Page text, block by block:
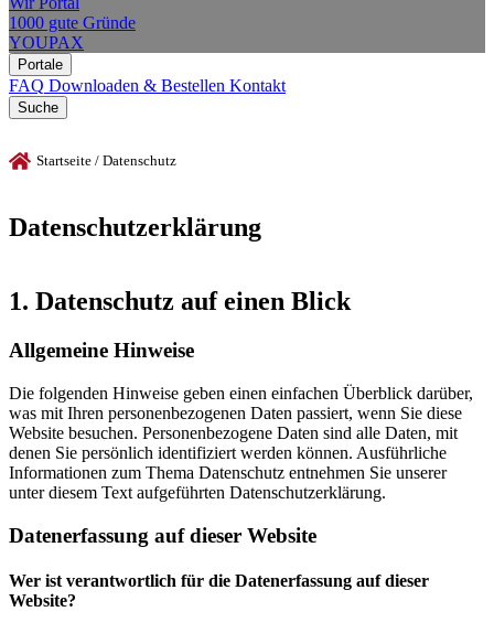
1000 gute Gründe
YOUPAX
Portale
FAQ Downloaden & Bestellen Kontakt
Suche
Startseite / Datenschutz
Datenschutzerklärung
1. Datenschutz aufeinen Blick
Allgemeine Hinweise
Die folgenden Hinweise geben einen einfachen Überblick darüber,
was mit Ihren personenbezogenen Daten passiert, wenn Sie diese
Website besuchen. Personenbezogene Daten sind alle Daten, mit
denen Sie persönlich identifiziert werden können. Ausführliche
Informationen zum Thema Datenschutz entnehmen Sie unserer
unter diesem Text aufgeführten Datenschutzerklärung.
Datenerfassung auf dieser Website
Wer ist verantwortlich für die Datenerfassung auf dieser
Website?